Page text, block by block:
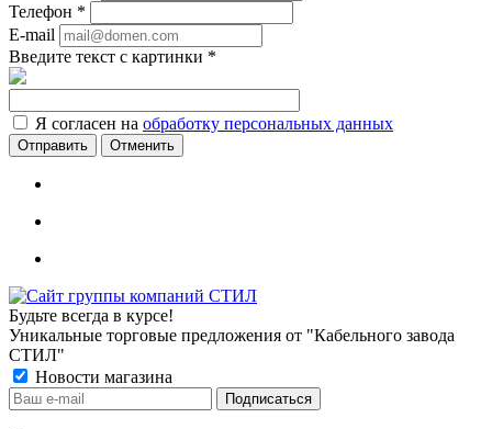
Телефон *
E-mail
Введите текст с картинки *
Я согласен на обработку персональных данных
Отменить
Будьте всегда в курсе!
Уникальные торговые предложения от "Кабельного завода
СТИЛ"
Новости магазина